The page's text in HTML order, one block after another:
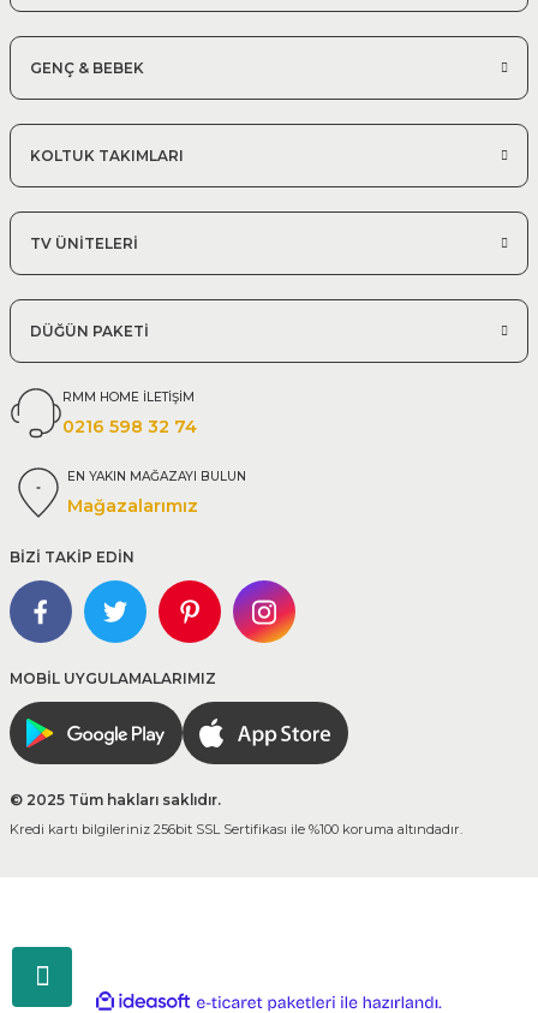
GENÇ & BEBEK
KOLTUK TAKIMLARI
TV ÜNİTELERİ
DÜĞÜN PAKETİ
RMM HOME İLETİŞİM
0216 598 32 74
EN YAKIN MAĞAZAYI BULUN
Mağazalarımız
BİZİ TAKİP EDİN
MOBİL UYGULAMALARIMIZ
© 2025 Tüm hakları saklıdır.
Kredi kartı bilgileriniz 256bit SSL Sertifikası ile %100 koruma altındadır.
ideasoft e-